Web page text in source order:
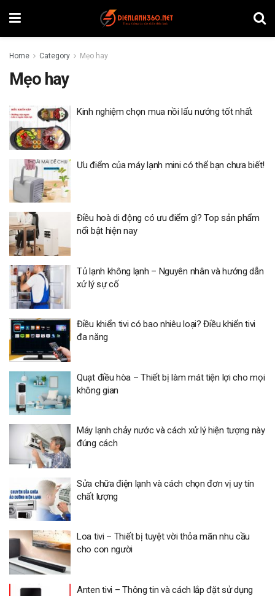
Home Category Mẹo hay
Mẹo hay
Kinh nghiệm chọn mua nồi lẩu nướng tốt nhất
Ưu điểm của máy lạnh mini có thể bạn chưa biết!
Điều hoà di động có ưu điểm gì? Top sản phẩm
nổi bật hiện nay
Tủ lạnh không lạnh – Nguyên nhân và hướng dẫn
xử lý sự cố
Điều khiển tivi có bao nhiêu loại? Điều khiển tivi
đa năng
Quạt điều hòa – Thiết bị làm mát tiện lợi cho mọi
không gian
Máy lạnh chảy nước và cách xử lý hiện tượng này
đúng cách
Sửa chữa điện lạnh và cách chọn đơn vị uy tín
chất lượng
Loa tivi – Thiết bị tuyệt vời thỏa mãn nhu cầu
cho con người
Anten tivi – Thông tin và cách lắp đặt sử dụng